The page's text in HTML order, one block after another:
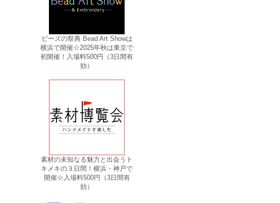
ビーズの祭典 Bead Art Showは
横浜で開催☆2025年秋は東京で
初開催！入場料500円（3日間有
効）
素材の未知なる魅力と出会うト
キメキの３日間！横浜・神戸で
開催☆入場料500円（3日間有
効）